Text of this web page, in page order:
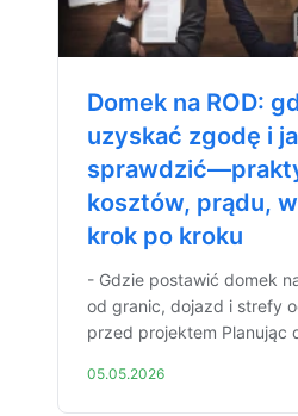
Domek na ROD:
uzyskać zgodę i
kosztów, prądu,
krok po kroku
- Gdzie postawić domek
od granic, dojazd i strefy
przed projektem Planując
05.05.2026